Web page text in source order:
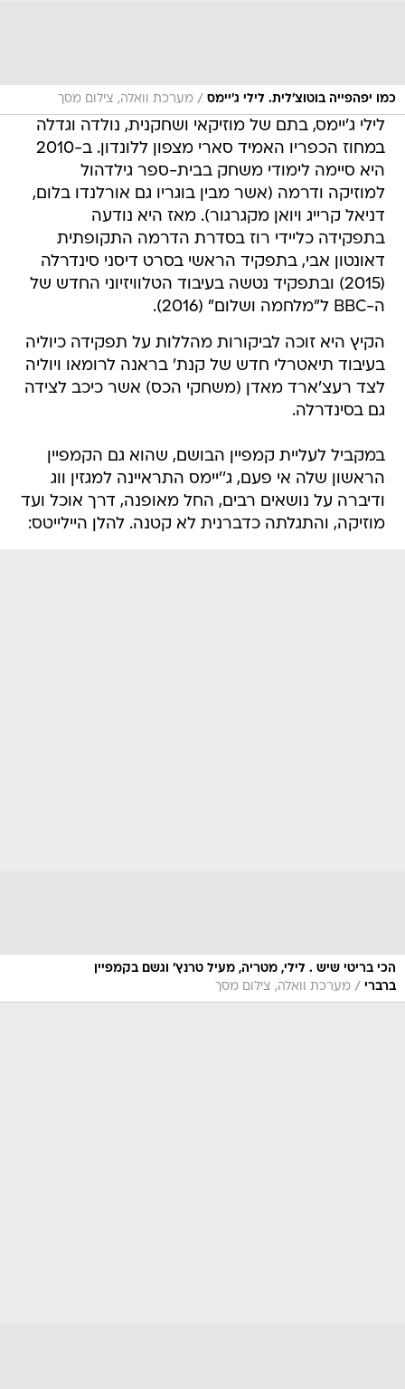
כמו יפהפייה בוטוצ'לית. לילי ג'יימס / מערכת וואלה, צילום מסך
לילי ג'יימס, בתם של מוזיקאי ושחקנית, נולדה וגדלה
במחוז הכפריו האמיד סארי מצפון ללונדון. ב-2010
היא סיימה לימודי משחק בבית-ספר גילדהול
למוזיקה ודרמה (אשר מבין בוגריו גם אורלנדו בלום,
דניאל קרייג ויואן מקגרגור). מאז היא נודעה
בתפקידה כליידי רוז בסדרת הדרמה התקופתית
דאונטון אבי, בתפקיד הראשי בסרט דיסני סינדרלה
(2015) ובתפקיד נטשה בעיבוד הטלוויזיוני החדש של
ה-BBC ל"מלחמה ושלום" (2016).
הקיץ היא זוכה לביקורות מהללות על תפקידה כיוליה
בעיבוד תיאטרלי חדש של קנת' בראנה לרומאו ויוליה
לצד רעצ'ארד מאדן (משחקי הכס) אשר כיכב לצידה
גם בסינדרלה.
במקביל לעליית קמפיין הבושם, שהוא גם הקמפיין
הראשון שלה אי פעם, ג''יימס התראיינה למגזין ווג
ודיברה על נושאים רבים, החל מאופנה, דרך אוכל ועד
מוזיקה, והתגלתה כדברנית לא קטנה. להלן היילייטס:
הכי בריטי שיש . לילי, מטריה, מעיל טרנץ' וגשם בקמפיין
ברברי / מערכת וואלה, צילום מסך